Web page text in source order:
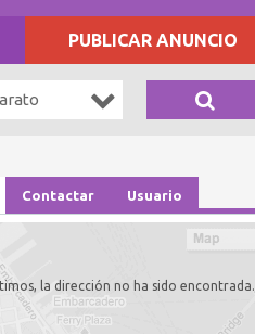
PUBLICAR ANUNCIO
Contactar Usuario
la dirección no ha sido encontrada.